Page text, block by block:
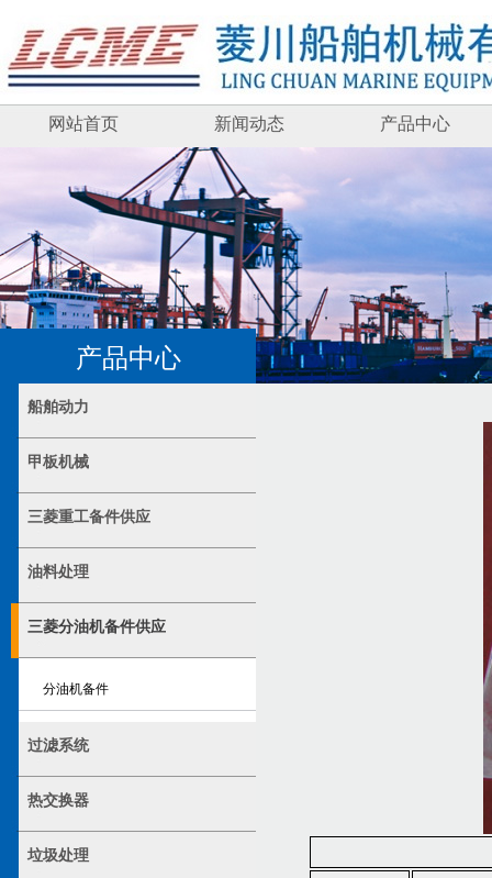
网站首页 新闻动态 产品中心
产品中心
船舶动力
甲板机械
三菱重工备件供应
油料处理
三菱分油机备件供应
分油机备件
过滤系统
热交换器
垃圾处理